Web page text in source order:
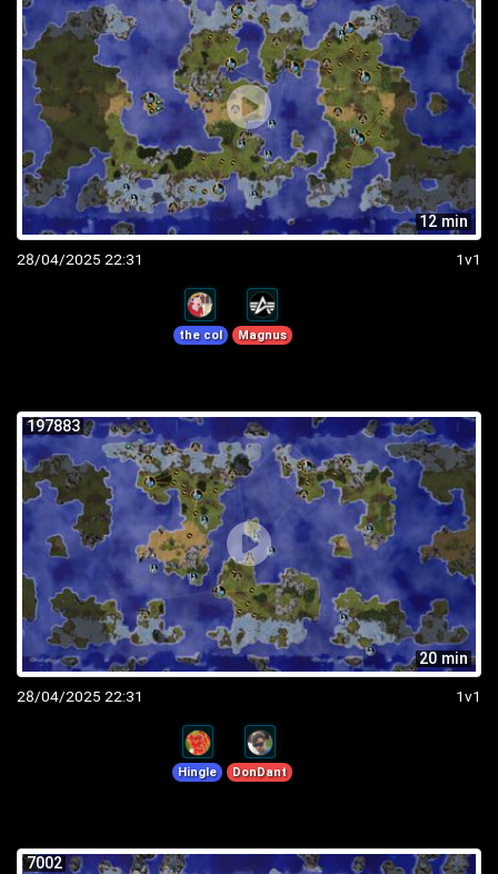
12 min
28/04/2025 22:31 1v1
the col Magnus
197883
20 min
28/04/2025 22:31 1v1
Hingle DonDant
7002